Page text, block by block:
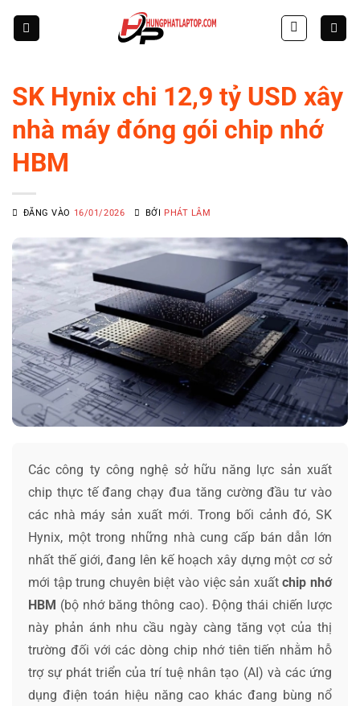
SK Hynix chi 12,9 tỷ USD xây
nhà máy đóng gói chip nhớ
HBM
ĐĂNG VÀO 16/01/2026 BỞI PHÁT LÂM
Các công ty công nghệ sở hữu năng lực sản xuất
chip thực tế đang chạy đua tăng cường đầu tư vào
các nhà máy sản xuất mới. Trong bối cảnh đó, SK
Hynix, một trong những nhà cung cấp bán dẫn lớn
nhất thế giới, đang lên kế hoạch xây dựng một cơ sở
mới tập trung chuyên biệt vào việc sản xuấtchip nhớ
HBM (bộ nhớ băng thông cao). Động thái chiến lược
này phản ánh nhu cầu ngày càng tăng vọt của thị
trường đối với các dòng chip nhớ tiên tiến nhằm hỗ
trợ sự phát triển của trí tuệ nhân tạo (AI) và các ứng
dụng điện toán hiệu năng cao khác đang bùng nổ